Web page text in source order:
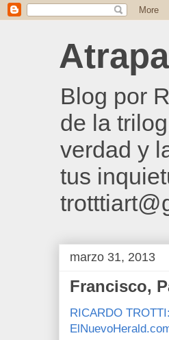
Blog por
de la
verdad y
tus
marzo 31, 2013
Francisco,
RICARDO